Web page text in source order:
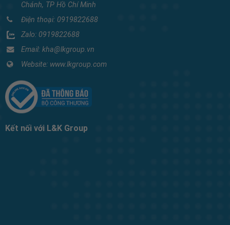
Chánh, TP Hồ Chí Minh
Điện thoại: 0919822688
Zalo: 0919822688
Email: kha@lkgroup.vn
Website: www.lkgroup.com
Kết nối với L&K Group